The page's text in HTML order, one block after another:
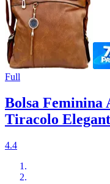
Full
Bolsa Feminina
Tiracolo
4.4